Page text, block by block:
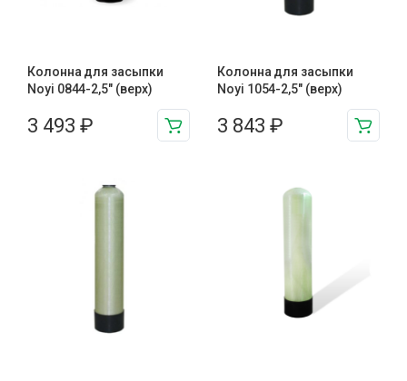
Колонна для засыпки
Noyi 0844-2,5″ (верх)
3 493 ₽
Колонна для засыпки
Noyi 1054-2,5″ (верх)
3 843 ₽